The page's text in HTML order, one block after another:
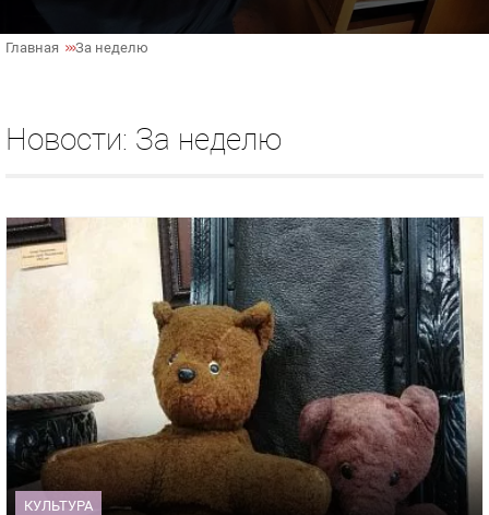
Главная За неделю
Новости: За неделю
КУЛЬТУРА